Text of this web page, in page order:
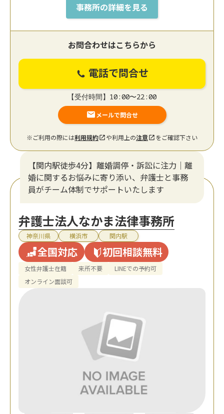
事務所の詳細を見る
お問合わせはこちらから
電話で問合せ
【受付時間】10:00〜22:00
メールで問合せ
※ご利用の際には利用規約 や利用上の注意 をご確認下さい
【関内駅徒歩4分】離婚調停・訴訟に注力│離
婚に関するお悩みに寄り添い、弁護士と事務
員がチーム体制でサポートいたします
弁護士法人なかま法律事務所
神奈川県 横浜市 関内駅
全国対応 初回相談無料
女性弁護士在籍 来所不要
LINEでの予約可
オンライン面談可